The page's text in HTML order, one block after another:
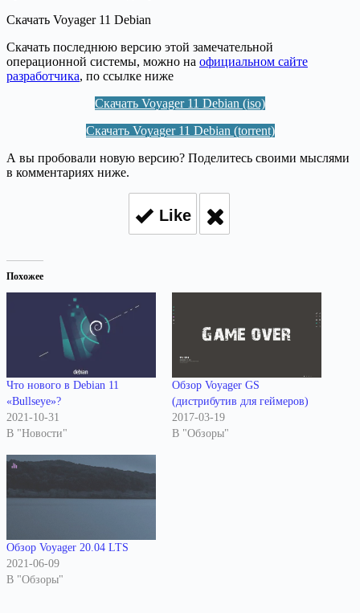
Скачать Voyager 11 Debian
Скачать последнюю версию этой замечательной
операционной системы, можно на официальном сайте
разработчика, по ссылке ниже
Скачать Voyager 11 Debian (iso)
Скачать Voyager 11 Debian (torrent)
А вы пробовали новую версию? Поделитесь своими мыслями
в комментариях ниже.
Like
Похожее
Что нового в Debian 11
«Bullseye»?
2021-10-31
В "Новости"
Обзор Voyager GS
(дистрибутив для геймеров)
2017-03-19
В "Обзоры"
Обзор Voyager 20.04 LTS
2021-06-09
В "Обзоры"